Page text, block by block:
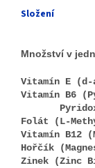
Složení
Množství v
Vitamín E (d-
Vitamín B6
Pyridoxal-
Folát (L-
Vitamín B12
Hořčík
Zinek (Zinc